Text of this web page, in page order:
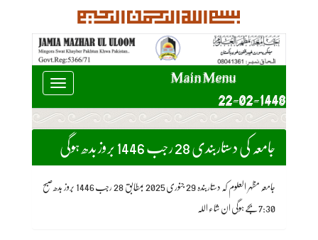
Toggle
navigation
Main Menu
22-02-1448
جامعہ کی دستاربندی 28 رجب 1446 بروز بدھ ہوگی
جامعہ مظہر العلوم کہ دستاربندہ 29 جنوری 2025 بمطابق 28 رجب 1446 بروز بدھ صبح
7:30 بجے ہوگی ان شاء اللہ